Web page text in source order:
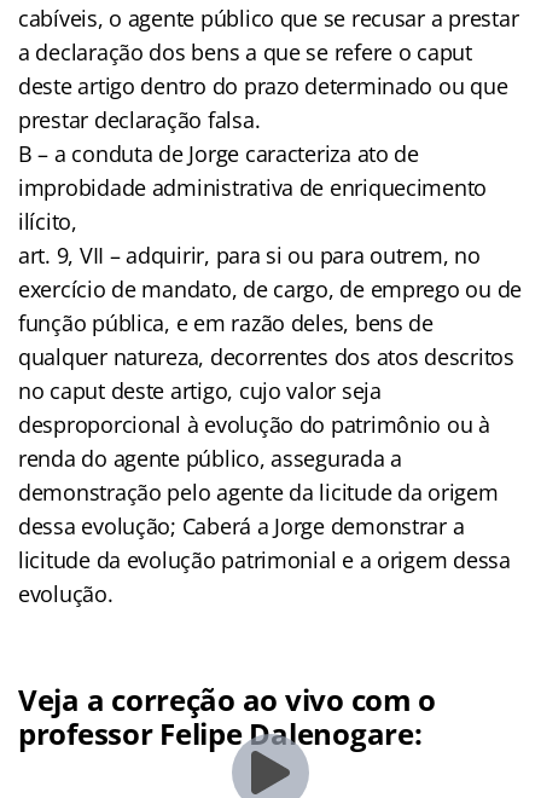
cabíveis, o agente público que se recusar a prestar
a declaração dos bens a que se refere o caput
deste artigo dentro do prazo determinado ou que
prestar declaração falsa.
B – a conduta de Jorge caracteriza ato de
improbidade administrativa de enriquecimento
ilícito,
art. 9, VII – adquirir, para si ou para outrem, no
exercício de mandato, de cargo, de emprego ou de
função pública, e em razão deles, bens de
qualquer natureza, decorrentes dos atos descritos
no caput deste artigo, cujo valor seja
desproporcional à evolução do patrimônio ou à
renda do agente público, assegurada a
demonstração pelo agente da licitude da origem
dessa evolução; Caberá a Jorge demonstrar a
licitude da evolução patrimonial e a origem dessa
evolução.
Veja a correção ao vivo com o
professor Felipe Dalenogare: